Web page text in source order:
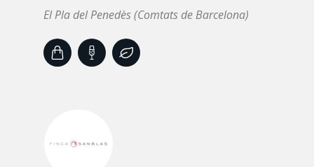
El Pla del Penedès (Comtats de Barcelona)